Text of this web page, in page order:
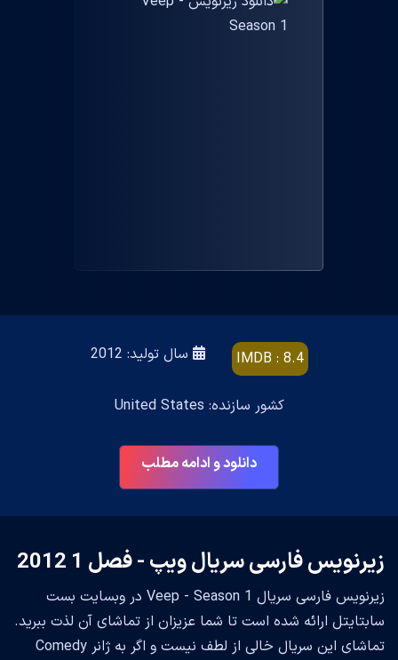
IMDB : 8.4 سال تولید: 2012
کشور سازنده: United States
دانلود و ادامه مطلب
زیرنویس فارسی سریال ویپ - فصل 1 2012
زیرنویس فارسی سریال Veep - Season 1 در وبسایت بست
سابتایتل ارائه شده است تا شما عزیزان از تماشای آن لذت ببرید.
تماشای این سریال خالی از لطف نیست و اگر به ژانر Comedy